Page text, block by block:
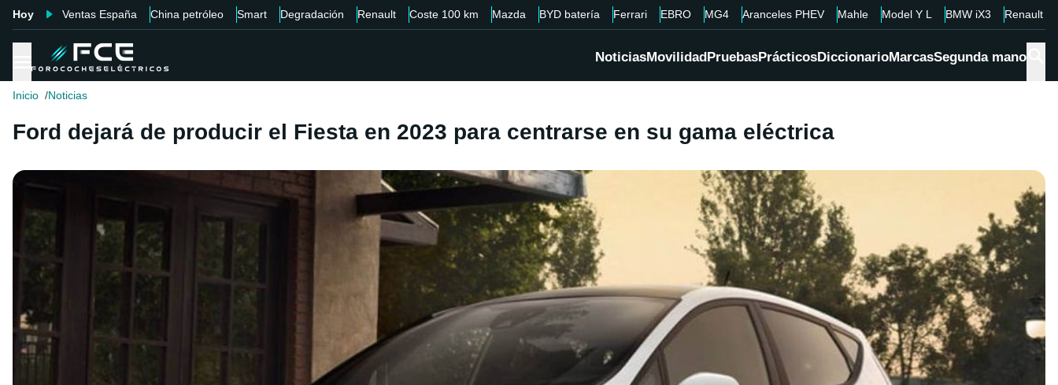
Hoy Ventas España China petróleo Smart Degradación Renault Coste 100 km Mazda BYD batería Ferrari EBRO MG4 Aranceles PHEV Mahle Model Y L BMW iX3 Renault
NoticiasMovilidadPruebasPrácticosDiccionarioMarcasSegunda mano
Inicio Noticias
Ford dejará de producir el Fiesta en 2023 para centrarse en su gama eléctrica